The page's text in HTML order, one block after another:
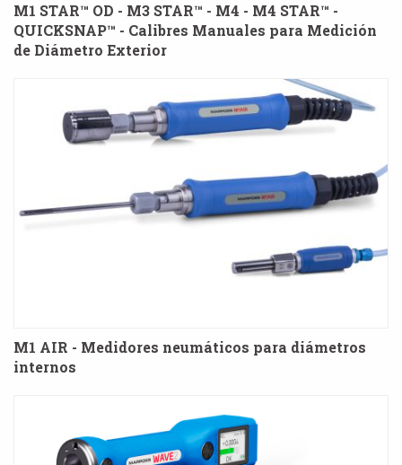
M1 STAR™ OD - M3 STAR™ - M4 - M4 STAR™ -
QUICKSNAP™ - Calibres Manuales para Medición
de Diámetro Exterior
M1 AIR - Medidores neumáticos para diámetros
internos